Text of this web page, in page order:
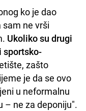
ko je dao
ne vrši
Ukoliko su drugi
sportsko-
zašto
je da se ovo
u neformalnu
– ne za deponiju".